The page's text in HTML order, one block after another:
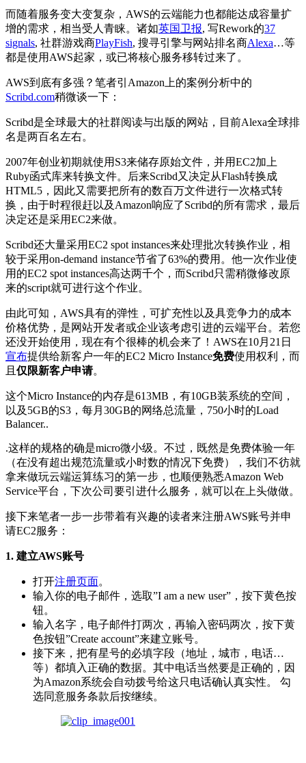
而随着服务变大变复杂，AWS的云端能力也都能达成容量扩
增的需求，相当受人青睐。诸如英国卫报, 写Rework的37
signals, 社群游戏商PlayFish, 搜寻引擎与网站排名商Alexa…等
都是使用AWS起家，或已将核心服务移转过来了。
AWS到底有多强？笔者引Amazon上的案例分析中的
Scribd.com稍微谈一下：
Scribd是全球最大的社群阅读与出版的网站，目前Alexa全球排
名是两百名左右。
2007年创业初期就使用S3来储存原始文件，并用EC2加上
Ruby函式库来转换文件。后来Scribd又决定从Flash转换成
HTML5，因此又需要把所有的数百万文件进行一次格式转
换，由于时程很赶以及Amazon响应了Scribd的所有需求，最后
决定还是采用EC2来做。
Scribd还大量采用EC2 spot instances来处理批次转换作业，相
较于采用on-demand instance节省了63%的费用。他一次作业使
用的EC2 spot instances高达两千个，而Scribd只需稍微修改原
来的script就可进行这个作业。
由此可知，AWS具有的弹性，可扩充性以及具竞争力的成本
价格优势，是网站开发者或企业该考虑引进的云端平台。若您
还没开始使用，现在有个很棒的机会来了！AWS在10月21日
宣布提供给新客户一年的EC2 Micro Instance免费使用权利，而
且 仅限新客户申请。
这个Micro Instance的内存是613MB，有10GB装系统的空间，
以及5GB的S3，每月30GB的网络总流量，750小时的Load
Balancer..
.这样的规格的确是micro微小级。不过，既然是免费体验一年
（在没有超出规范流量或小时数的情况下免费），我们不彷就
拿来做玩云端运算练习的第一步，也顺便熟悉Amazon Web
Service平台，下次公司要引进什么服务，就可以在上头做做。
接下来笔者一步一步带着有兴趣的读者来注册AWS账号并申
请EC2服务：
1. 建立AWS账号
打开注册页面。
输入你的电子邮件，选取”I am a new user”，按下黄色按
钮。
输入名字，电子邮件打两次，再输入密码两次，按下黄
色按钮”Create account”来建立账号。
接下来，把有星号的必填字段（地址，城市，电话…
等）都填入正确的数据。其中电话当然要是正确的，因
为Amazon系统会自动拨号给这只电话确认真实性。 勾
选同意服务条款后按继续。